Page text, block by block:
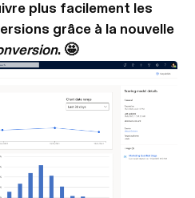
plus facilement les
grâce à la nouvelle
. 🤩